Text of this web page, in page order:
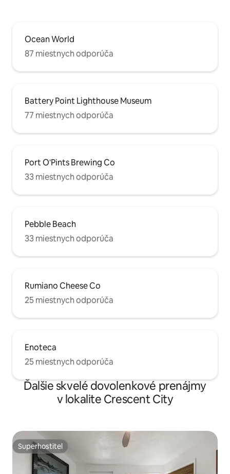
Ocean World
87 miestnych odporúča
Battery Point Lighthouse Museum
77 miestnych odporúča
Port O'Pints Brewing Co
33 miestnych odporúča
Pebble Beach
33 miestnych odporúča
Rumiano Cheese Co
25 miestnych odporúča
Enoteca
25 miestnych odporúča
Ďalšie skvelé dovolenkové prenájmy
v lokalite Crescent City
Superhostiteľ
Superhostiteľ